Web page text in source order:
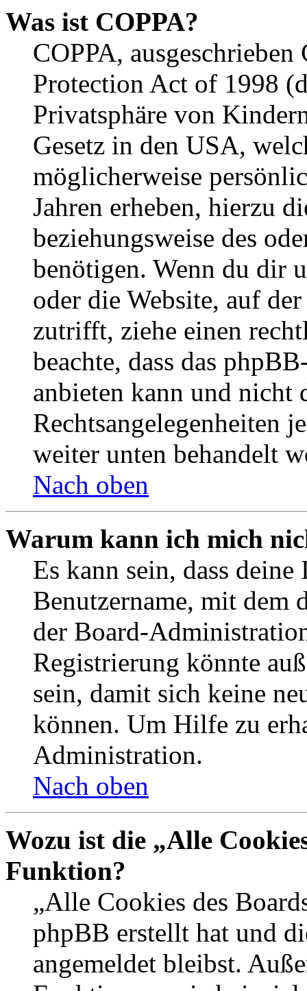
Was ist COPPA?
COPPA,
Protection Act of 1998
Privatsphäre von
Gesetz in den USA,
möglicherweise
Jahren erheben, hierzu
beziehungsweise des
benötigen. Wenn du dir
oder die Website, auf
zutrifft, ziehe einen
beachte, dass das
anbieten kann und nicht
Rechtsangelegenheiten
weiter unten behandelt
Nach oben
Warum kann ich mich
Es kann sein, dass
Benutzername, mit dem
der Board-
Registrierung könnte
sein, damit sich keine
können. Um Hilfe zu
Administration.
Nach oben
Wozu ist die „Alle
Funktion?
„Alle Cookies des
phpBB erstellt hat und
angemeldet bleibst.